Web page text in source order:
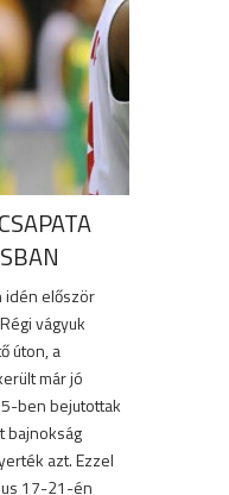
idén először
vágyuk
úton, a
már jó
ben bejutottak
bajnokság
azt. Ezzel
17-21-én